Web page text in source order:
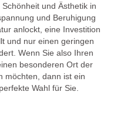
und Ästhetik in
und Beruhigung
anlockt, eine Investition
und nur einen geringen
Wenn Sie also Ihren
besonderen Ort der
möchten, dann ist ein
Wahl für Sie.